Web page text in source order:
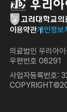
이용약관개인정보
의료법인 우리아
우편번호 08291
사업자등록번호